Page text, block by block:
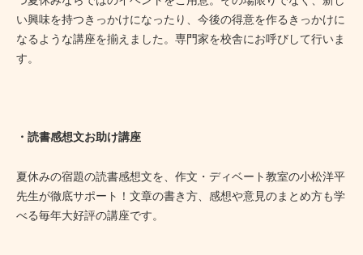
い興味を持つきっかけになったり、今後の得意を作るきっかけに
なるような講座を揃えました。専門家を校舎にお呼びして行いま
す。
・読書感想文お助け講座
夏休みの宿題の読書感想文を、作文・ディベート教室の小松洋平
先生が徹底サポート！文章の書き方、感想や意見のまとめ方も学
べる毎年大好評の講座です。